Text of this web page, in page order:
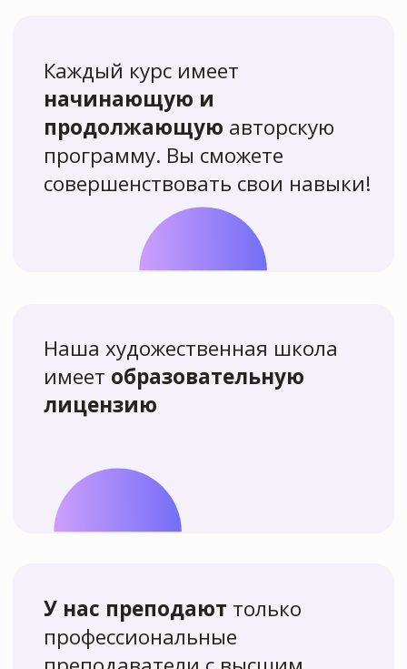
Записаться
с нашей школой поближе
Более 7000
человек
рисовать вместе
с нами и остались
довольны!